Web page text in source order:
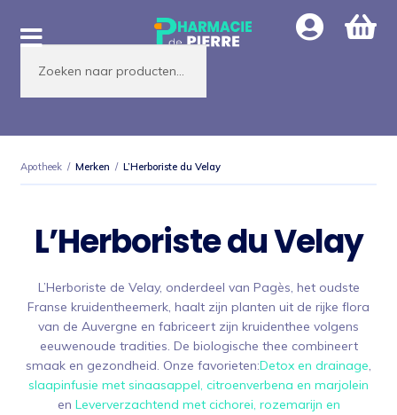
Ga
door
naar
navigatie
Ga
naar
inhoud
zoeken
Apotheek / Merken / L’Herboriste du Velay
L’Herboriste du Velay
L’Herboriste de Velay, onderdeel van Pagès, het oudste
Franse kruidentheemerk, haalt zijn planten uit de rijke flora
van de Auvergne en fabriceert zijn kruidenthee volgens
eeuwenoude tradities. De biologische thee combineert
smaak en gezondheid. Onze favorieten:Detox en drainage,
slaapinfusie met sinaasappel, citroenverbena en marjolein
en Leververzachtend met cichorei, rozemarijn en